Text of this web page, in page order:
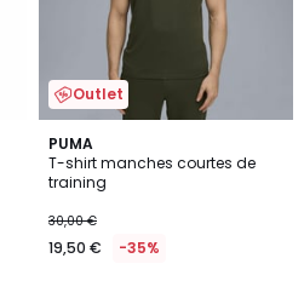
Outlet
PUMA
T-shirt manches courtes de
training
30,00 €
19,50 € -35%
2
Couleurs